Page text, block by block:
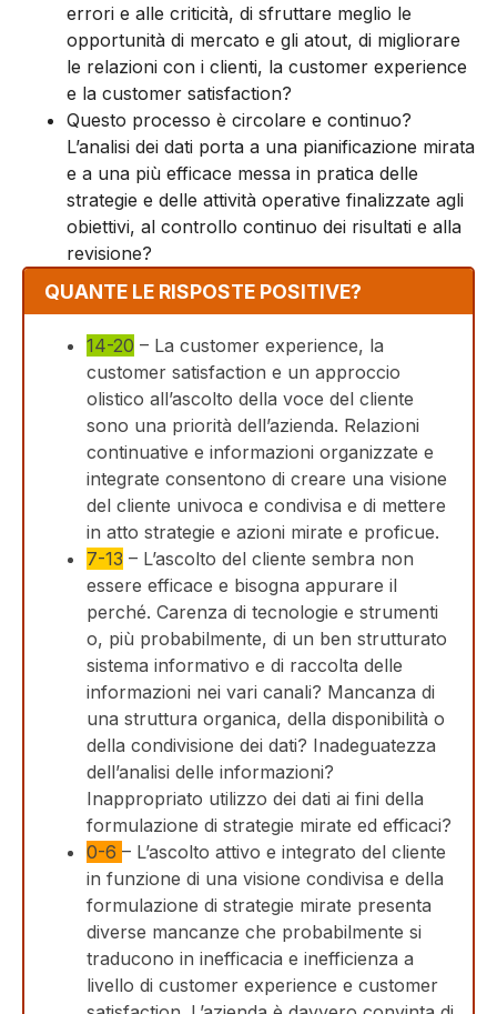
errori e alle criticità, di sfruttare meglio le
opportunità di mercato e gli atout, di migliorare
le relazioni con i clienti, la customer experience
e la customer satisfaction?
Questo processo è circolare e continuo?
L’analisi dei dati porta a una pianificazione mirata
e a una più efficace messa in pratica delle
strategie e delle attività operative finalizzate agli
obiettivi, al controllo continuo dei risultati e alla
revisione?
QUANTE LE RISPOSTE POSITIVE?
14-20 – La customer experience, la
customer satisfaction e un approccio
olistico all’ascolto della voce del cliente
sono una priorità dell’azienda. Relazioni
continuative e informazioni organizzate e
integrate consentono di creare una visione
del cliente univoca e condivisa e di mettere
in atto strategie e azioni mirate e proficue.
7-13 – L’ascolto del cliente sembra non
essere efficace e bisogna appurare il
perché. Carenza di tecnologie e strumenti
o, più probabilmente, di un ben strutturato
sistema informativo e di raccolta delle
informazioni nei vari canali? Mancanza di
una struttura organica, della disponibilità o
della condivisione dei dati? Inadeguatezza
dell’analisi delle informazioni?
Inappropriato utilizzo dei dati ai fini della
formulazione di strategie mirate ed efficaci?
0-6 – L’ascolto attivo e integrato del cliente
in funzione di una visione condivisa e della
formulazione di strategie mirate presenta
diverse mancanze che probabilmente si
traducono in inefficacia e inefficienza a
livello di customer experience e customer